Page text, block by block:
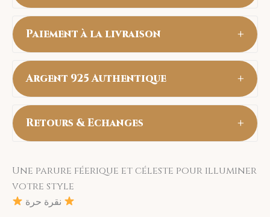
Livraison Gratuite partout au Maroc.
Paiement à la livraison +
Payez en espèces uniquement à la réception
de votre commande (Cash on Delivery).
Argent 925 Authentique +
tous nos articles sont en Argent Sterling
Retours & Echanges +
jours pour échanger votre bijou s'il n'a pas
été porté.
Une parure féerique et céleste pour illuminer
votre style